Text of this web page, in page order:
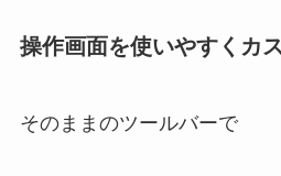
操作画面を使いやすくカ
そのままのツールバーで